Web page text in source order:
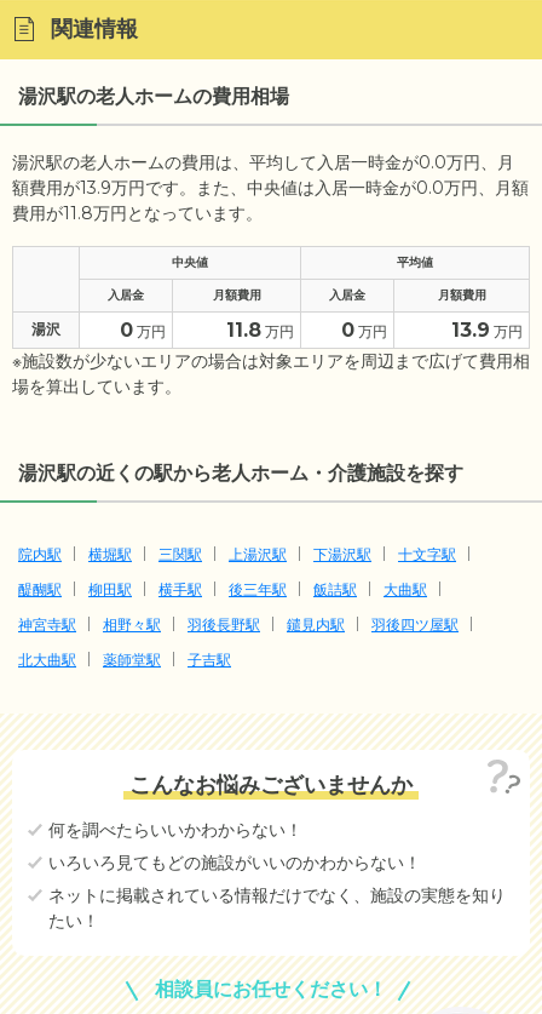
関連情報
湯沢駅の老人ホームの費用相場
湯沢駅の老人ホームの費用は、平均して入居一時金が0.0万円、月
額費用が13.9万円です。また、中央値は入居一時金が0.0万円、月額
費用が11.8万円となっています。
中央値 平均値
入居金 月額費用 入居金 月額費用
湯沢 0 万円 11.8 万円 0 万円 13.9 万円
※施設数が少ないエリアの場合は対象エリアを周辺まで広げて費用相
場を算出しています。
湯沢駅の近くの駅から老人ホーム・介護施設を探す
院内駅 横堀駅 三関駅 上湯沢駅 下湯沢駅
十文字駅
醍醐駅
柳田駅 横手駅 後三年駅 飯詰駅
大曲駅
神宮寺駅
相野々駅 羽後長野駅 鑓見内駅
羽後四ツ屋駅
北大曲駅
薬師堂駅 子吉駅
こんなお悩みございませんか
何を調べたらいいかわからない！
いろいろ見てもどの施設がいいのかわからない！
ネットに掲載されている情報だけでなく、施設の実態を知り
たい！
相談員にお任せください！